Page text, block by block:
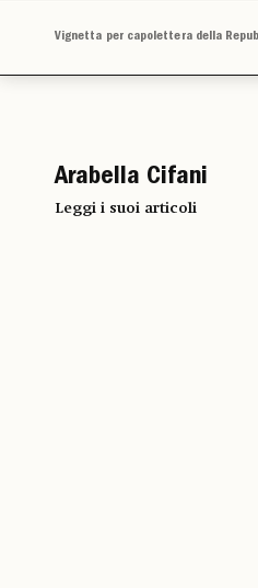
Vignetta per capolettera della
Arabella Cifani
Leggi i suoi articoli